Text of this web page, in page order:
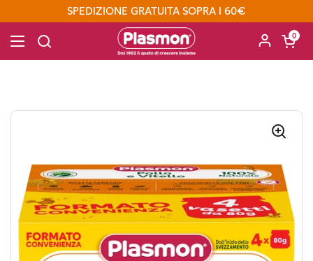
Passa ai contenutiSPEDIZIONE GRATUITA SOPRA I 60€
Apri menu
Apri
0